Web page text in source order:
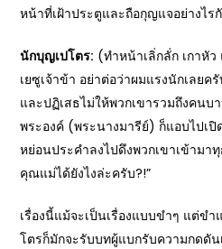
หน้าที่เฝ้าประตูและถือกุญแจอย่างไร
นักบุญเปโตร: (ทำหน้าเลิ่กลั่ก เกาหั
เยซูเจ้าข้า อย่าต่อว่าผมแรงนักเลย
และปฏิเสธไม่ให้พวกเขารวมถึงคน
พระองค์ (พระนางมารีย์) ก็แอบไปเ
หย่อนประคำลงไปดึงพวกเขาเข้ามา
คุณแม่ได้ยังไงล่ะครับ?!”
เรื่องนี้แม้จะเป็นเรื่องแบบขำๆ แต่ข
โตรก็มักจะรับบทผู้แบกรับความกดดั